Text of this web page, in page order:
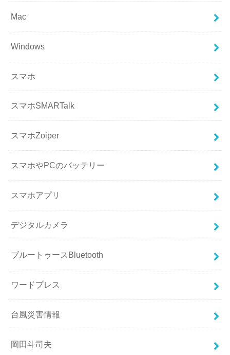
Mac
Windows
スマホ
スマホSMARTalk
スマホZoiper
スマホやPCのバッテリー
スマホアプリ
デジタルカメラ
ブルートゥースBluetooth
ワードプレス
台風災害情報
岡田斗司夫